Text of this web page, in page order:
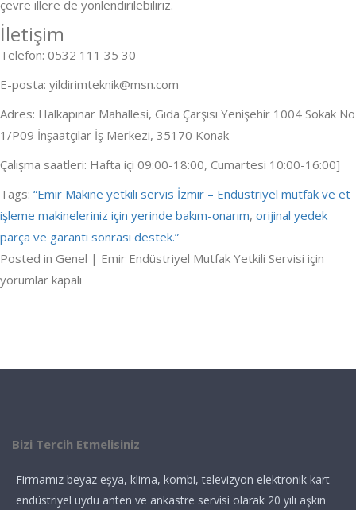
çevre illere de yönlendirilebiliriz.
İletişim
Telefon: 0532 111 35 30
E-posta: yildirimteknik@msn.com
Adres: Halkapınar Mahallesi, Gıda Çarşısı Yenişehir 1004 Sokak No
1/P09 İnşaatçılar İş Merkezi, 35170 Konak
Çalışma saatleri: Hafta içi 09:00-18:00, Cumartesi 10:00-16:00]
Tags: “Emir Makine yetkili servis İzmir – Endüstriyel mutfak ve et
işleme makineleriniz için yerinde bakım-onarım, orijinal yedek
parça ve garanti sonrası destek.”
Posted in Genel | Emir Endüstriyel Mutfak Yetkili Servisi için
yorumlar kapalı
Bizi Tercih Etmelisiniz
Firmamız beyaz eşya, klima, kombi, televizyon elektronik kart
endüstriyel uydu anten ve ankastre servisi olarak 20 yılı aşkın